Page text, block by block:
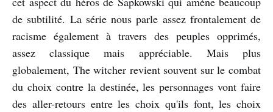
de subtilité. La série nous parle assez frontalement de
racisme également à travers des peuples opprimés,
assez classique mais appréciable. Mais plus
globalement, The witcher revient souvent sur le combat
du choix contre la destinée, les personnages vont faire
des aller-retours entre les choix qu'ils font, les choix